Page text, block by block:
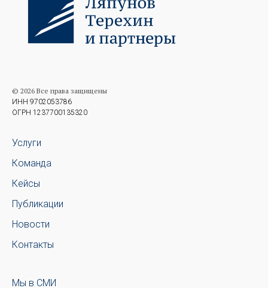
© 2026 Все права защищены
ИНН 9702053786
ОГРН 1237700135320
Услуги
Команда
Кейсы
Публикации
Новости
Контакты
Мы в СМИ